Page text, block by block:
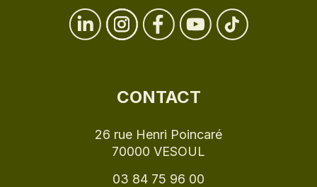
CONTACT
26 rue Henri Poincaré
70000 VESOUL
03 84 75 96 00